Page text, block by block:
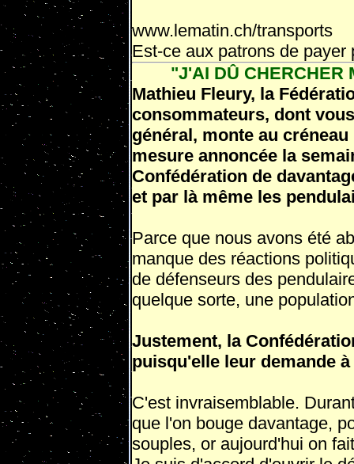
www.lematin.ch/transports
Est-ce aux patrons de payer
"J'AI DÛ CHERCHER
Mathieu Fleury, la
consommateurs, dont
général, monte au
mesure annoncée la
Confédération de
et par là même les
Parce que nous avons été
manque des réactions
de défenseurs des
quelque sorte, une
Justement, la
puisqu'elle leur demande
C'est invraisemblable.
que l'on bouge davantage,
souples, or au­jourd'hui on